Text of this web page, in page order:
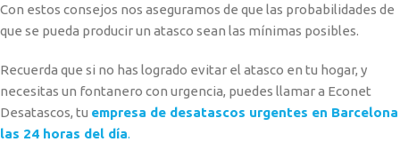
Con estos consejos nos aseguramos de que las probabilidades de
que se pueda producir un atasco sean las mínimas posibles.
Recuerda que si no has logrado evitar el atasco en tu hogar, y
necesitas un fontanero con urgencia, puedes llamar a Econet
Desatascos, tu empresa de desatascos urgentes en Barcelona
las 24 horas del día.